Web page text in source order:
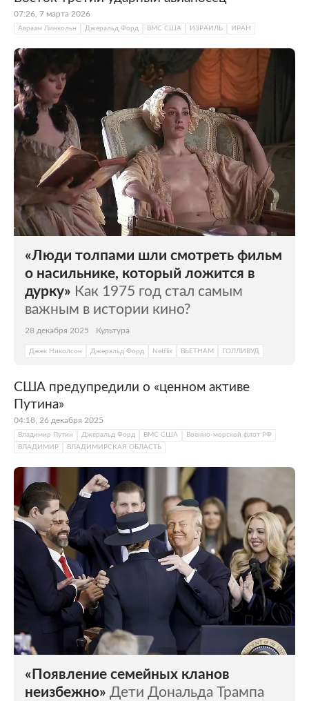
07:26, 7 марта 2026
Авраам Линкольн Джеральд Форд ВМС США ИЗРАИЛЬ ИРАН
«Люди толпами шли смотреть фильм
о насильнике, который ложится в
дурку» Как 1975 год стал самым
важным в истории кино?
28 декабря 2025 Культура
Джек Николсон Джеральд Форд Netflix ВЬЕТНАМ ГОЛЛИВУД
США предупредили о «ценном активе
Путина»
04:18, 26 декабря 2025
Владимир Путин Джеральд Форд ВМС США
Военно-морской флот РФ
ВЛАДИМИР
ВЛАДИМИРСКАЯ ОБЛАСТЬ
«Появление семейных кланов
неизбежно» Дети Дональда Трампа